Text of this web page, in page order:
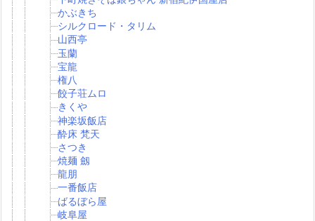
かぶきち
シルクロード・タリム
山西亭
玉蘭
宝龍
権八
餃子荘ムロ
きくや
神楽坂飯店
酔床 梵天
さつき
焼麺 劔
龍朋
一番飯店
ばるぼら屋
岐阜屋